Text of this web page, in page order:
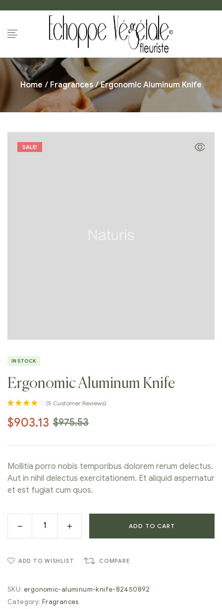
Home / Fragrances/ Ergonomic Aluminum Knife
SALE!
IN STOCK
Ergonomic Aluminum Knife
out of 5
(5 Customer Reviews)
$975.53
$903.13
Mollitia porro nobis temporibus dolorem rerum delectus.
Aut in nihil delectus exercitationem. Et aliquid aspernatur
et est fugiat cum quos.
ADD TO CART
ADD TO WISHLIST COMPARE
SKU: ergonomic-aluminum-knife-82450892
Category: Fragrances